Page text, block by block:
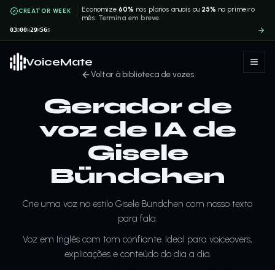
CREATOR WEEK Economize60% nos planos anuais ou 25% no primeiro
mês. Termina em breve.
03D00H 29M56S
VoiceMate
Voltar à biblioteca de vozes
Gerador de
voz de IA de
Gisele
Bündchen
Crie uma voz no estilo Gisele Bündchen com nosso texto
para fala.
Voz em Inglês com tom confiante. Ideal para voiceovers,
explicações e conteúdo do dia a dia.